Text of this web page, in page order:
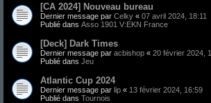
[CA 2024] Nouveau bureau
Dernier message par Celky « 07 avril 2024, 18:11
Publié dans Asso 1901 V:EKN France
[Deck] Dark Times
Dernier message par acbishop « 20 février 2024,
Publié dans Jeu
Atlantic Cup 2024
Dernier message par lip « 13 février 2024, 16:59
Publié dans Tournois